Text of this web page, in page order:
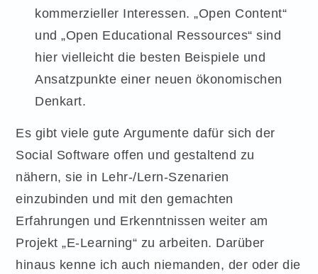
kommerzieller Interessen. „Open Content“
und „Open Educational Ressources“ sind
hier vielleicht die besten Beispiele und
Ansatzpunkte einer neuen ökonomischen
Denkart.
Es gibt viele gute Argumente dafür sich der
Social Software offen und gestaltend zu
nähern, sie in Lehr-/Lern-Szenarien
einzubinden und mit den gemachten
Erfahrungen und Erkenntnissen weiter am
Projekt „E-Learning“ zu arbeiten. Darüber
hinaus kenne ich auch niemanden, der oder die